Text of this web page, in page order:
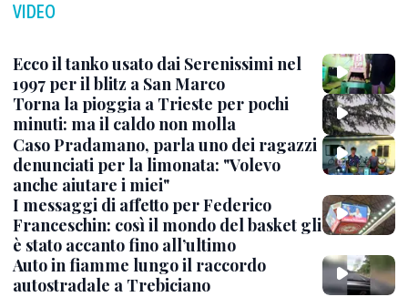
VIDEO
Ecco il tanko usato dai Serenissimi nel
1997 per il blitz a San Marco
Torna la pioggia a Trieste per pochi
minuti: ma il caldo non molla
Caso Pradamano, parla uno dei ragazzi
denunciati per la limonata: "Volevo
anche aiutare i miei"
I messaggi di affetto per Federico
Franceschin: così il mondo del basket gli
è stato accanto fino all’ultimo
Auto in fiamme lungo il raccordo
autostradale a Trebiciano